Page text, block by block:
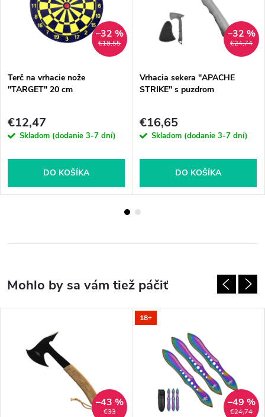
€18,55
–32 %
Terč na vrhacie nože
"TARGET" 20 cm
€12,47
Skladom (dodanie 3-7 dní)
DO KOŠÍKA
€24,74
–32 %
Vrhacia sekera "APACHE
STRIKE" s puzdrom
€16,65
Skladom (dodanie 3-7 dní)
DO KOŠÍKA
€33
–43 %
18+
€24,74
–49 %